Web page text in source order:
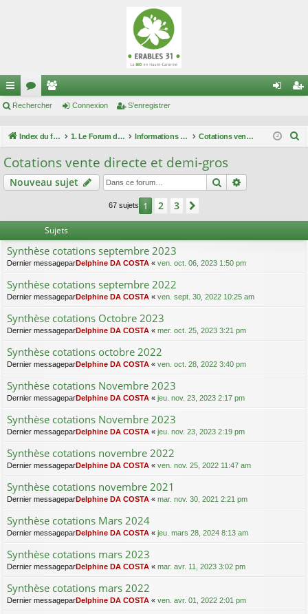
cc
ra
pi
de
or
m
s
e
br
es
xi eg
Rechercher Connexion S’enregistrer
Index du forum 1. Le Forum des maraîchers Informations filières Cotations vente directe et demi-gros
h
r
Cotations vente directe et demi-gros
Nouveau sujet Rechercher
67 sujets 1 2 3
Sujets
Synthèse cotations septembre 2023
Dernier messageparDelphine DA COSTA « ven. oct. 06, 2023 1:50 pm
Synthèse cotations septembre 2022
Dernier messageparDelphine DA COSTA « ven. sept. 30, 2022 10:25 am
Synthèse cotations Octobre 2023
Dernier messageparDelphine DA COSTA « mer. oct. 25, 2023 3:21 pm
Synthèse cotations octobre 2022
Dernier messageparDelphine DA COSTA « ven. oct. 28, 2022 3:40 pm
Synthèse cotations Novembre 2023
Dernier messageparDelphine DA COSTA « jeu. nov. 23, 2023 2:17 pm
Synthèse cotations Novembre 2023
Dernier messageparDelphine DA COSTA « jeu. nov. 23, 2023 2:19 pm
Synthèse cotations novembre 2022
Dernier messageparDelphine DA COSTA « ven. nov. 25, 2022 11:47 am
Synthèse cotations novembre 2021
Dernier messageparDelphine DA COSTA « mar. nov. 30, 2021 2:21 pm
Synthèse cotations Mars 2024
Dernier messageparDelphine DA COSTA « jeu. mars 28, 2024 8:13 am
Synthèse cotations mars 2023
Dernier messageparDelphine DA COSTA « mar. avr. 11, 2023 3:02 pm
Synthèse cotations mars 2022
Dernier messageparDelphine DA COSTA « ven. avr. 01, 2022 2:01 pm